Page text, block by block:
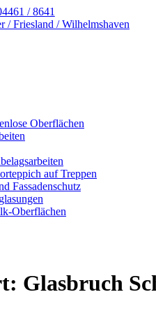
/ 8641
Oberflächen
auf Treppen
Fassadenschutz
Oberflächen
Glasbruch